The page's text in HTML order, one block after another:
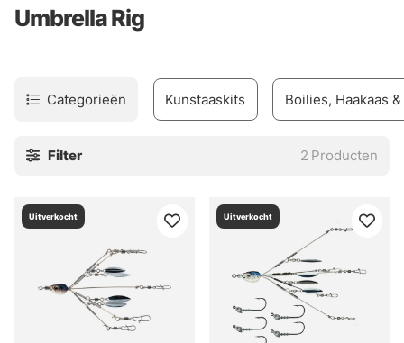
Umbrella Rig
Categorieën Kunstaaskits Boilies, Haakaas
Filter 2 Producten
Uitverkocht Uitverkocht